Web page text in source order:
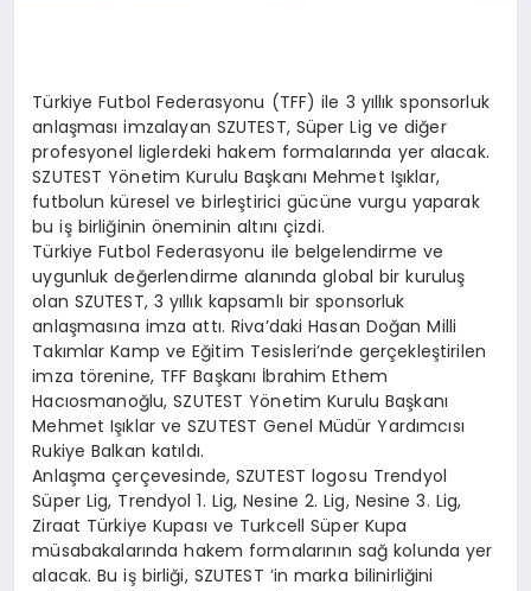
Türkiye Futbol Federasyonu (TFF) ile 3 yıllık sponsorluk
anlaşması imzalayan SZUTEST, Süper Lig ve diğer
profesyonel liglerdeki hakem formalarında yer alacak.
SZUTEST Yönetim Kurulu Başkanı Mehmet Işıklar,
futbolun küresel ve birleştirici gücüne vurgu yaparak
bu iş birliğinin öneminin altını çizdi.
Türkiye Futbol Federasyonu ile belgelendirme ve
uygunluk değerlendirme alanında global bir kuruluş
olan SZUTEST, 3 yıllık kapsamlı bir sponsorluk
anlaşmasına imza attı. Riva’daki Hasan Doğan Milli
Takımlar Kamp ve Eğitim Tesisleri’nde gerçekleştirilen
imza törenine, TFF Başkanı İbrahim Ethem
Hacıosmanoğlu, SZUTEST Yönetim Kurulu Başkanı
Mehmet Işıklar ve SZUTEST Genel Müdür Yardımcısı
Rukiye Balkan katıldı.
Anlaşma çerçevesinde, SZUTEST logosu Trendyol
Süper Lig, Trendyol 1. Lig, Nesine 2. Lig, Nesine 3. Lig,
Ziraat Türkiye Kupası ve Turkcell Süper Kupa
müsabakalarında hakem formalarının sağ kolunda yer
alacak. Bu iş birliği, SZUTEST ’in marka bilinirliğini